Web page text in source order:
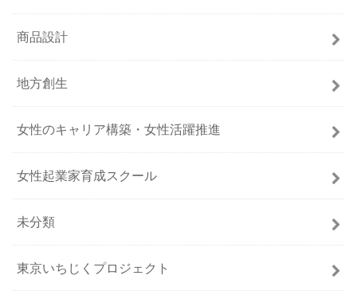
商品設計
地方創生
女性のキャリア構築・女性活躍推進
女性起業家育成スクール
未分類
東京いちじくプロジェクト